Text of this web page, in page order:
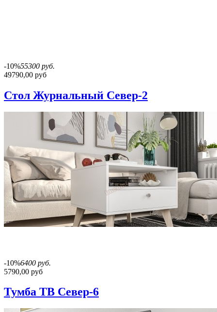
-10%55300 руб.
49790,00 руб
Стол Журнальный Север-2
-10%6400 руб.
5790,00 руб
Тумба ТВ Север-6